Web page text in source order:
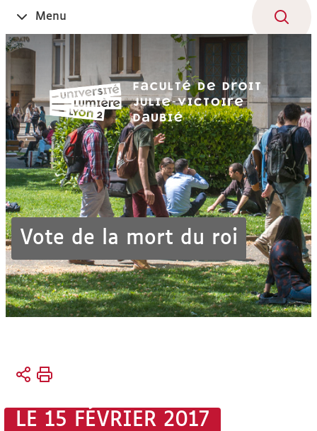
contenu
Ouvrir
le
Menu
Vote de la mort du roi
Vous
Accueil
Vie
LE 15 FÉVRIER 2017